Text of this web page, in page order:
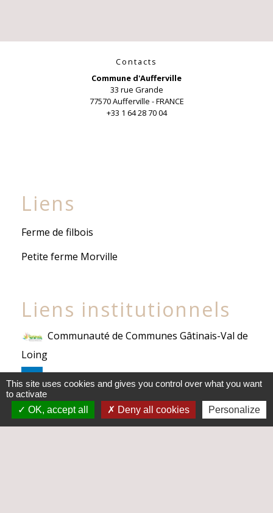
Contacts
Commune d'Aufferville
33 rue Grande
77570 Aufferville - FRANCE
+33 1 64 28 70 04
Liens
Ferme de filbois
Petite ferme Morville
Liens institutionnels
Communauté de Communes Gâtinais-Val de
Loing
Département de Seine-et-Marne
Conseil régional d'Ile-de-France
Préfecture de Seine-et-Marne
This site uses cookies and gives you control over what you want
to activate
OK, accept all
Deny all cookies Personalize